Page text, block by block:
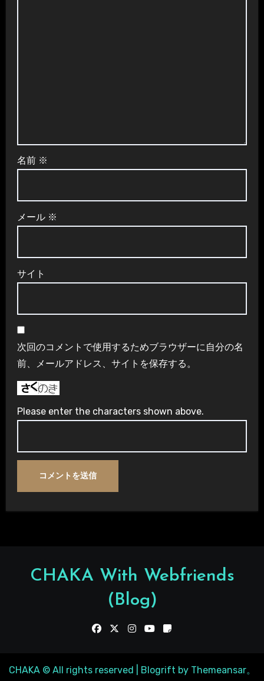
名前 ※
メール ※
サイト
次回のコメントで使用するためブラウザーに自分の名
前、メールアドレス、サイトを保存する。
Please enter the characters shown above.
CHAKA With Webfriends
(Blog)
CHAKA © All rights reserved Blogrift by Themeansar。